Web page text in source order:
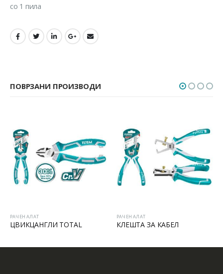
со 1 пила
ПОВРЗАНИ ПРОИЗВОДИ
РАЧЕН АЛАТ
ЦВИКЦАНГЛИ TOTAL
РАЧЕН АЛАТ
КЛЕШТА ЗА КАБЕЛ